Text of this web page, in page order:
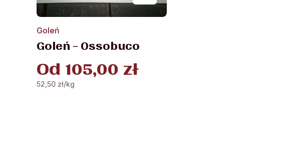
produkt
ma
wariantów.
Opcje
Goleń
Goleń – Ossobuco
Od 105,00 zł
52,50 zł/kg